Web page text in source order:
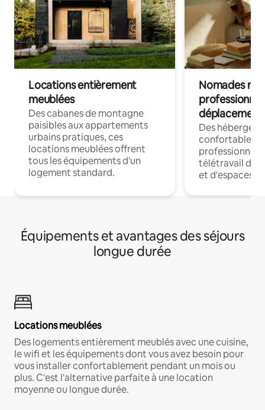
Locations entièrement
meublées
Des cabanes de montagne
paisibles aux appartements
urbains pratiques, ces
locations meublées offrent
tous les équipements d'un
logement standard.
Nomades
déplacement
Des
confortables
professionnels
télétravail
et d'espaces
Équipements et avantages des séjours
longue durée
Locations meublées
Des logements entièrement meublés avec une cuisine,
le wifi et les équipements dont vous avez besoin pour
vous installer confortablement pendant un mois ou
plus. C'est l'alternative parfaite à une location
moyenne ou longue durée.